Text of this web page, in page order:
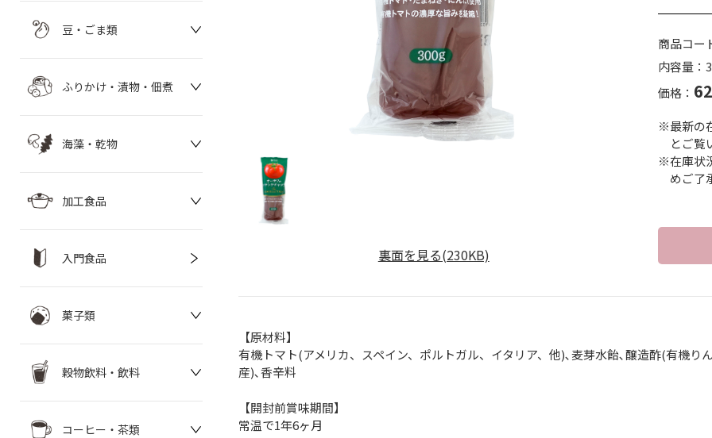
豆・ごま類
ふりかけ・漬物・佃煮
海藻・乾物
加工食品
入門食品
菓子類
穀物飲料・飲料
コーヒー・茶類
裏面を見る(230KB)
商品コー
内容量：
価格：
※最新の
とご覧
※在庫状
めご了
【原材料】
有機トマト(アメリカ、スペイン、ポルトガル、イタリア、他)､麦芽水飴､醸造酢(有機
産)､香辛料
【開封前賞味期間】
常温で1年6ヶ月